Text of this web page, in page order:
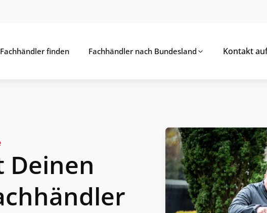
Fachhändler finden Fachhändler nach Bundesland Kontakt
Deinen